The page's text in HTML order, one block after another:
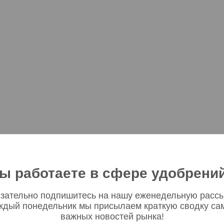
работаете в сфере
подпишитесь на нашу еженедельную
понедельник мы присылаем краткую сводку
важных новостей рынка!